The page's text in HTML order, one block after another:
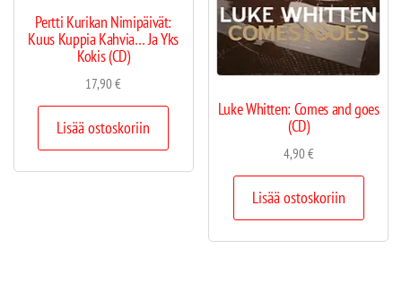
Pertti Kurikan Nimipäivät:
Kuus Kuppia Kahvia… Ja Yks
Kokis (CD)
17,90€
Lisää ostoskoriin
Luke Whitten: Comes and goes
(CD)
4,90€
Lisää ostoskoriin